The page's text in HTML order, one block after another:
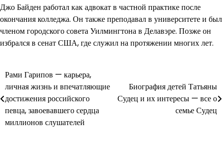
Джо Байден работал как адвокат в частной практике после
окончания колледжа. Он также преподавал в университете и был
членом городского совета Уилмингтона в Делавэре. Позже он
избрался в сенат США, где служил на протяжении многих лет.
Навигация
по
записям
Рами Гарипов — карьера,
личная жизнь и впечатляющие
достижения российского
певца, завоевавшего сердца
миллионов слушателей
Биография детей Татьяны
Судец и их интересы — все о
семье Судец